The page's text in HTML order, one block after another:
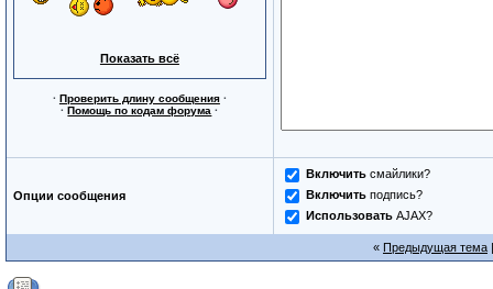
Показать всё
· Проверить длину сообщения·
·Помощь по кодам форума ·
Опции сообщения
Включитьсмайлики?
Включитьподпись?
ИспользоватьAJAX?
« Предыдущая тема